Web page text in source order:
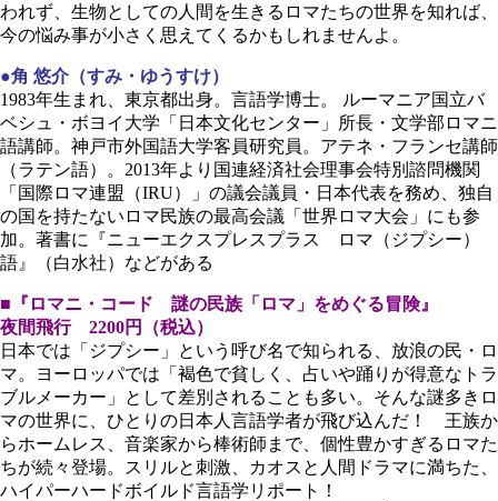
われず、生物としての人間を生きるロマたちの世界を知れば、
今の悩み事が小さく思えてくるかもしれませんよ。
●角 悠介（すみ・ゆうすけ）
1983年生まれ、東京都出身。言語学博士。 ルーマニア国立バ
ベシュ・ボヨイ大学「日本文化センター」所長・文学部ロマニ
語講師。神戸市外国語大学客員研究員。アテネ・フランセ講師
（ラテン語）。2013年より国連経済社会理事会特別諮問機関
「国際ロマ連盟（IRU）」の議会議員・日本代表を務め、独自
の国を持たないロマ民族の最高会議「世界ロマ大会」にも参
加。著書に『ニューエクスプレスプラス ロマ（ジプシー）
語』（白水社）などがある
■『ロマニ・コード 謎の民族「ロマ」をめぐる冒険』
夜間飛行 2200円（税込）
日本では「ジプシー」という呼び名で知られる、放浪の民・ロ
マ。ヨーロッパでは「褐色で貧しく、占いや踊りが得意なトラ
ブルメーカー」として差別されることも多い。そんな謎多きロ
マの世界に、ひとりの日本人言語学者が飛び込んだ！ 王族か
らホームレス、音楽家から棒術師まで、個性豊かすぎるロマた
ちが続々登場。スリルと刺激、カオスと人間ドラマに満ちた、
ハイパーハードボイルド言語学リポート！